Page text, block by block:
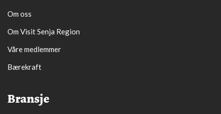
Om oss
Om Visit Senja Region
Våre medlemmer
Bærekraft
Bransje